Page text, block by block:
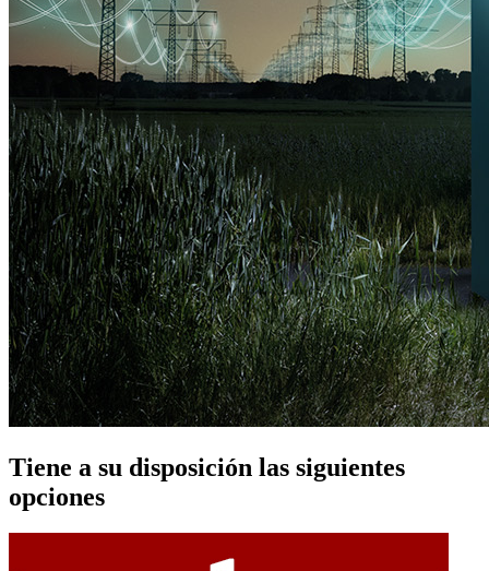
Tiene a su disposición las siguientes
opciones